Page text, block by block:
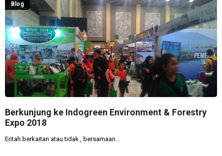
Berkunjung ke Indogreen Environment & Forestry
Expo 2018
Blog
Entah berkaitan atau tidak , bersamaan...